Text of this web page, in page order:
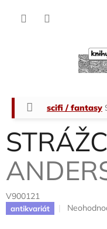
Domů
scifi / fantasy
V900121
antikvariát
Průměrné